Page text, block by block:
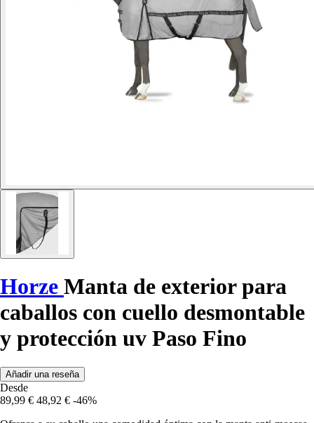
Horze Manta de exterior para
caballos con cuello desmontable
y protección uv Paso Fino
Añadir una reseña
Desde
89,99 € 48,92 € -46%